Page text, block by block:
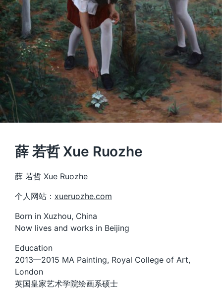
薛 若哲 Xue Ruozhe
薛 若哲 Xue Ruozhe
个人网站： xueruozhe.com
Born in Xuzhou, China
Now lives and works in Beijing
Education
2013—2015 MA Painting, Royal College of Art,
London
英国皇家艺术学院绘画系硕士